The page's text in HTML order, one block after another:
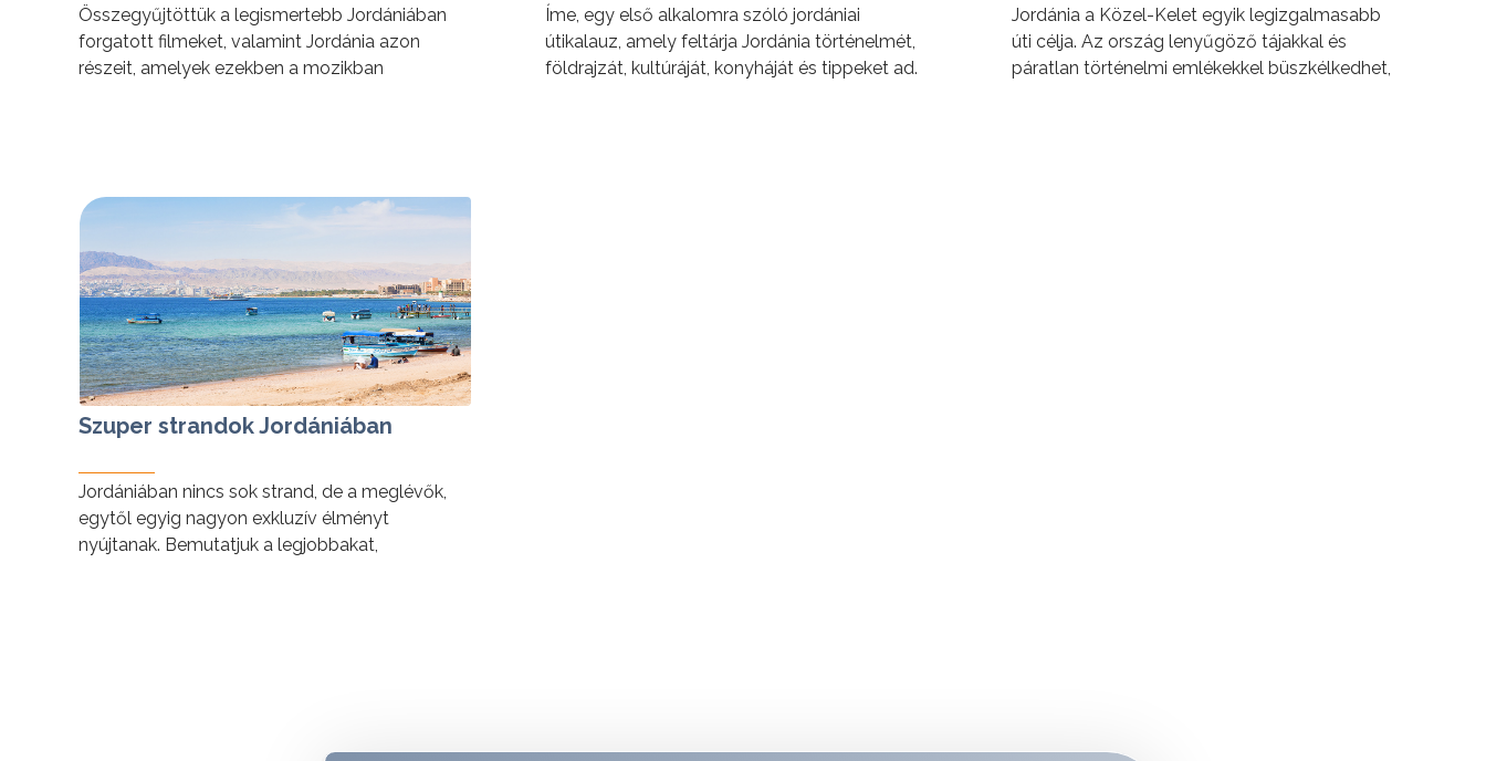
Összegyűjtöttük a legismertebb Jordániában
forgatott filmeket, valamint Jordánia azon
részeit, amelyek ezekben a mozikban
Íme, egy első alkalomra szóló jordániai
útikalauz, amely feltárja Jordánia történelmét,
földrajzát, kultúráját, konyháját és tippeket ad.
Jordánia a Közel-Kelet egyik legizgalmasabb
úti célja. Az ország lenyűgöző tájakkal és
páratlan történelmi emlékekkel büszkélkedhet,
Szuper strandok Jordániában
Jordániában nincs sok strand, de a meglévők,
egytől egyig nagyon exkluzív élményt
nyújtanak. Bemutatjuk a legjobbakat,